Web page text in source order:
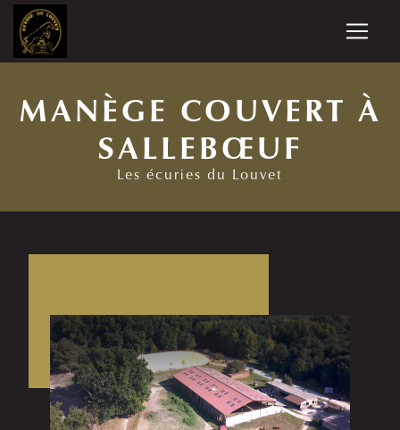
MANÈGE COUVERT À
SALLEBŒUF
Les écuries du Louvet
Panneau de gestion des cookies